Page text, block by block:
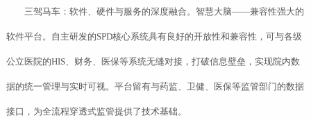
三驾马车：软件、硬件与服务的深度融合。智慧大脑——兼容性强大的
软件平台。自主研发的SPD核心系统具有良好的开放性和兼容性，可与各级
公立医院的HIS、财务、医保等系统无缝对接，打破信息壁垒，实现院内数
据的统一管理与实时可视。平台留有与药监、卫健、医保等监管部门的数据
接口，为全流程穿透式监管提供了技术基础。